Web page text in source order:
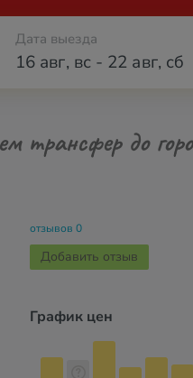
Дата выезда
16 авг, вс- 22 авг, сб
трансфер до
отзывов 0
Добавить отзыв
График цен